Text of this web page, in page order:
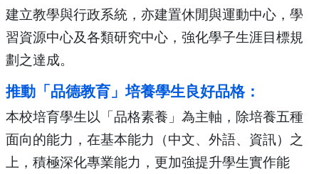
建立教學與行政系統，亦建置休閒與運動中心，學
習資源中心及各類研究中心，強化學子生涯目標規
劃之達成。
推動「品德教育」培養學生良好品格：
本校培育學生以「品格素養」為主軸，除培養五種
面向的能力，在基本能力（中文、外語、資訊）之
上，積極深化專業能力，更加強提升學生實作能